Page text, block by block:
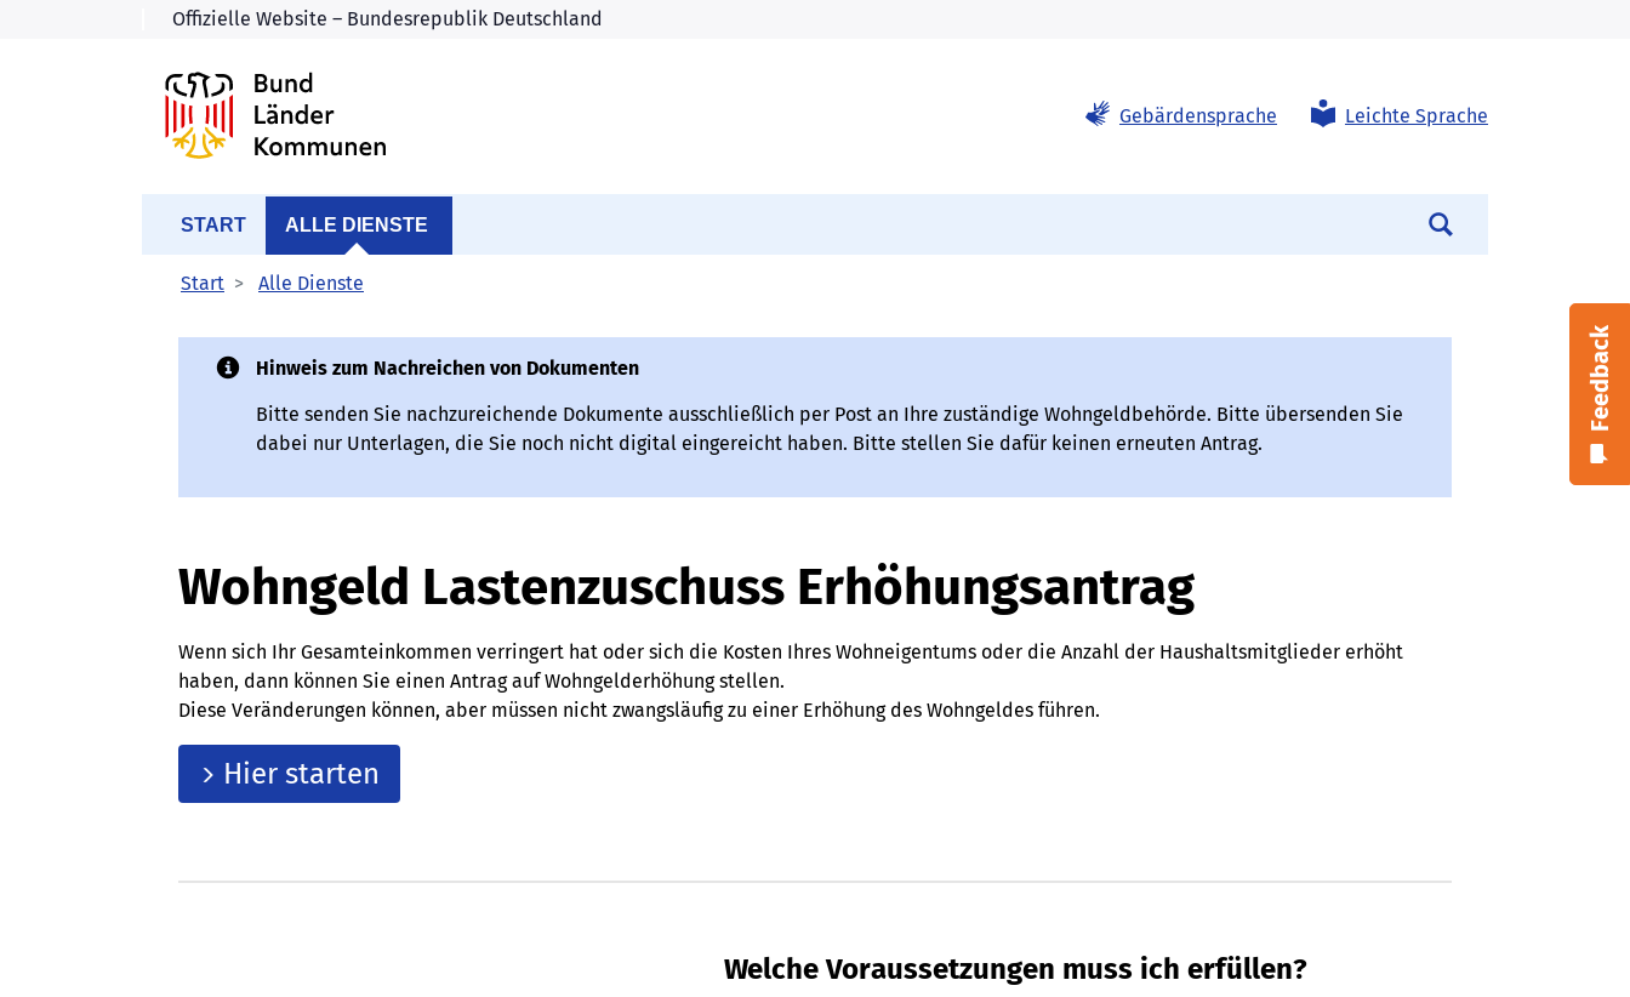
Gebärdensprache Leichte Sprache
START ALLE DIENSTE
Start Alle Dienste
Feedback
Hinweis zum Nachreichen von Dokumenten
Bitte senden Sie nachzureichende Dokumente ausschließlich per Post an Ihre zuständige Wohngeldbehörde. Bitte übersenden Sie
dabei nur Unterlagen, die Sie noch nicht digital eingereicht haben. Bitte stellen Sie dafür keinen erneuten Antrag.
Wohngeld Lastenzuschuss Erhöhungsantrag
Wenn sich Ihr Gesamteinkommen verringert hat oder sich die Kosten Ihres Wohneigentums oder die Anzahl der Haushaltsmitglieder erhöht
haben, dann können Sie einen Antrag auf Wohngelderhöhung stellen.
Diese Veränderungen können, aber müssen nicht zwangsläufig zu einer Erhöhung des Wohngeldes führen.
Hier starten
Welche Voraussetzungen muss ich erfüllen?